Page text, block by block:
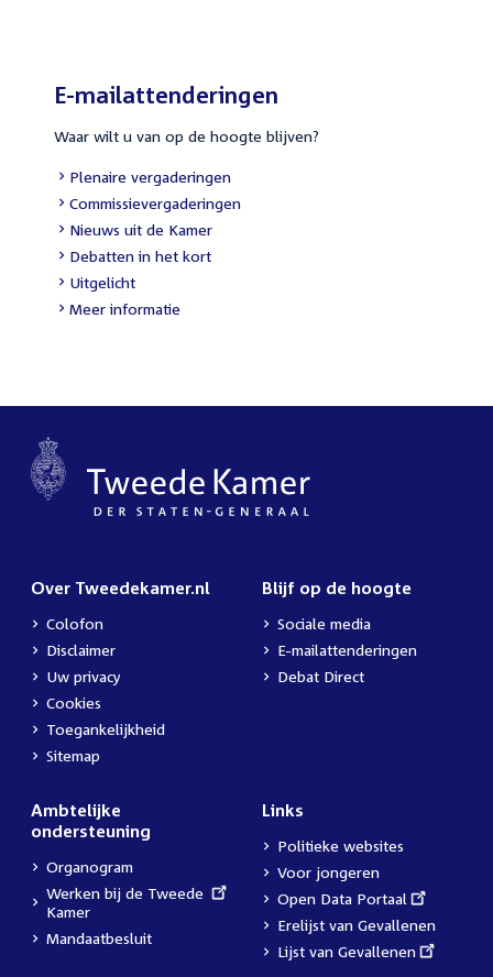
E-mailattenderingen
Waar wilt u van op de hoogte blijven?
External
link:
Plenaire vergaderingen
External
link:
Commissievergaderingen
External
link:
Nieuws uit de Kamer
External
link:
Debatten in het kort
External
link:
Uitgelicht
Meer informatie
Over Tweedekamer.nl
Colofon
Disclaimer
Uw privacy
Cookies
Toegankelijkheid
Sitemap
Blijf op de hoogte
Sociale media
E-mailattenderingen
Debat Direct
Ambtelijke
ondersteuning
Organogram
External
link:
Werken bij de Tweede
Kamer
Mandaatbesluit
Links
Politieke websites
Voor jongeren
External
link:
Open Data Portaal
Erelijst van Gevallenen
External
Lijst van Gevallenen